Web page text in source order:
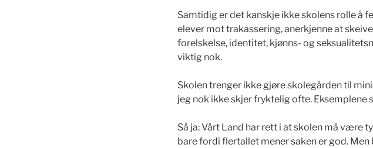
Samtidig er det kanskje ikke skolens rolle å
elever mot trakassering, anerkjenne at
forelskelse, identitet, kjønns- og
viktig nok.
Skolen trenger ikke gjøre skolegården til
jeg nok ikke skjer fryktelig ofte. Eksemplene
Så ja: Vårt Land har rett i at skolen må være
bare fordi flertallet mener saken er god.